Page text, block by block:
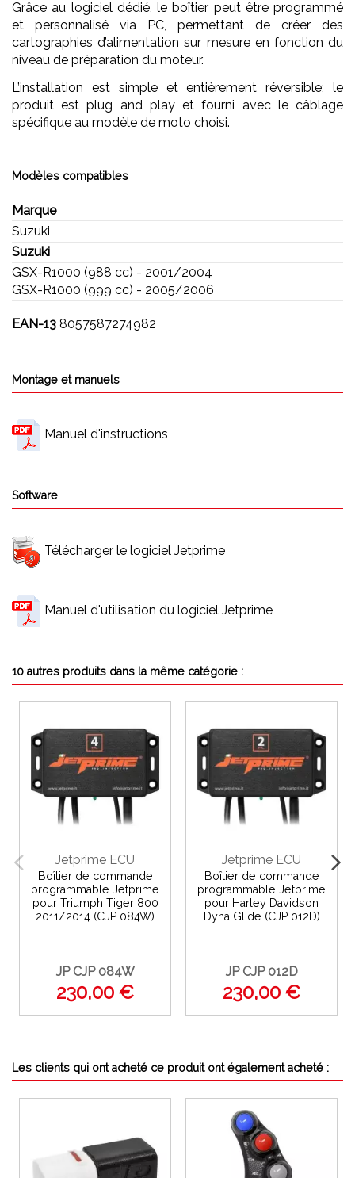
Grâce au logiciel dédié, le boîtier peut être programmé
et personnalisé via PC, permettant de créer des
cartographies d’alimentation sur mesure en fonction du
niveau de préparation du moteur.
L’installation est simple et entièrement réversible; le
produit est plug and play et fourni avec le câblage
spécifique au modèle de moto choisi.
Modèles compatibles
Marque
Suzuki
Suzuki
GSX-R1000 (988 cc) - 2001/2004
GSX-R1000 (999 cc) - 2005/2006
EAN-13 8057587274982
Montage et manuels
Manuel d'instructions
Software
Télécharger le logiciel Jetprime
Manuel d'utilisation du logiciel Jetprime
10 autres produits dans la même catégorie :
Jetprime ECU
Boîtier de commande
programmable Jetprime
pour Triumph Tiger 800
2011/2014 (CJP 084W)
JP CJP 084W
230,00 €
Jetprime ECU
Boîtier de commande
programmable Jetprime
pour Harley Davidson
Dyna Glide (CJP 012D)
JP CJP 012D
230,00 €
Les clients qui ont acheté ce produit ont également acheté :